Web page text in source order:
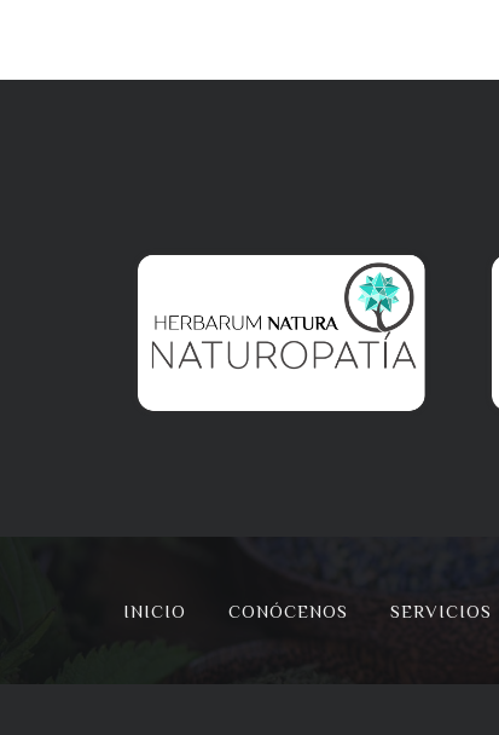
INICIO CONÓCENOS SERVICIOS